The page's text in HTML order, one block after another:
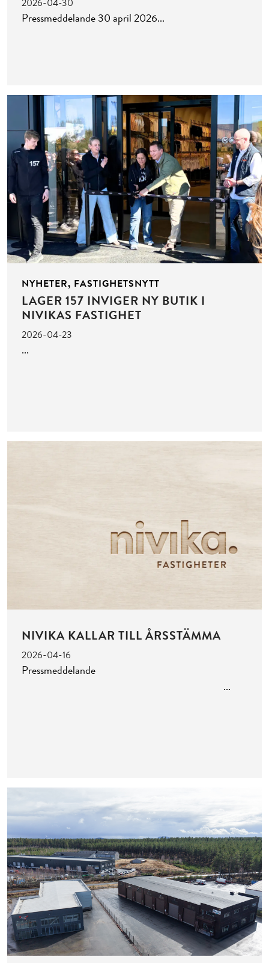
Pressmeddelande 30 april 2026
NYHETER, FASTIGHETSNYTT
LAGER 157 INVIGER NY BUTIK I
NIVIKAS FASTIGHET
2026-04-23
NIVIKA KALLAR TILL ÅRSSTÄMMA
2026-04-16
Pressmeddelande